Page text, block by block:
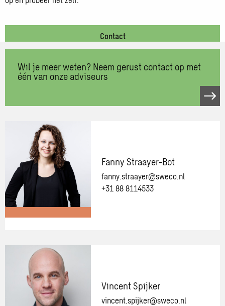
Contact
Wil je meer weten? Neem gerust contact op met
één van onze adviseurs
van
onze
adviseurs
informatie
Straayer-
Fanny Straayer-Bot
fanny.straayer@sweco.nl
+31 88 8114533
Vincent Spijker
vincent.spijker@sweco.nl